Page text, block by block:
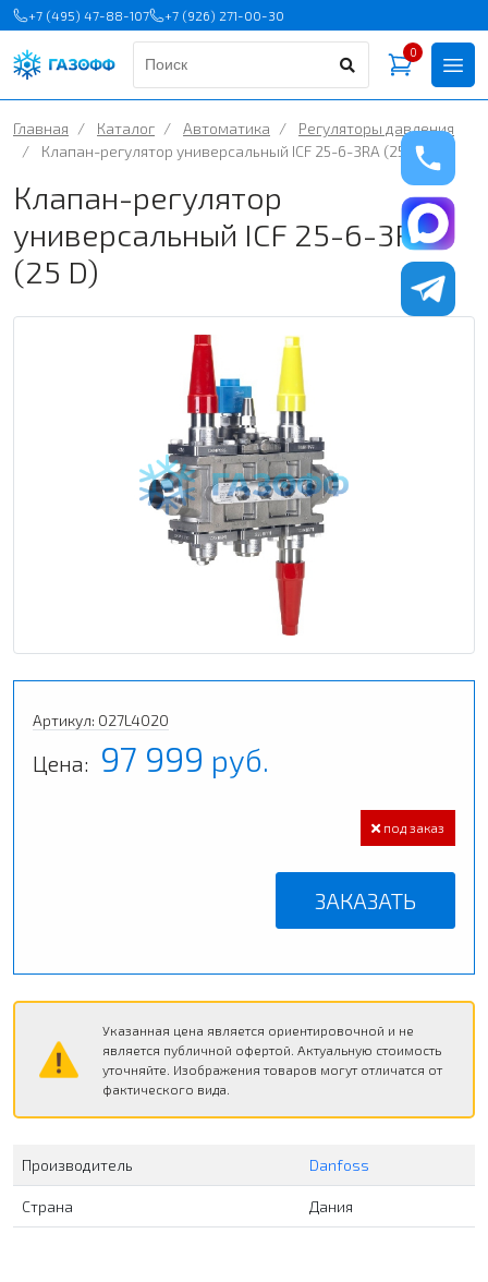
+7 (495) 47-88-107 +7 (926) 271-00-30
0
Главная / Каталог / Автоматика /
Регуляторы давления
/
Клапан-регулятор универсальный ICF 25-6-3RA (25 D)
Клапан-регулятор
универсальный ICF 25-6-3RA
(25 D)
Артикул: 027L4020
Цена: 97 999 руб.
под заказ
ЗАКАЗАТЬ
Указанная цена является ориентировочной и не
является публичной офертой. Актуальную стоимость
уточняйте. Изображения товаров могут отличатся от
фактического вида.
Производитель Danfoss
Страна Дания